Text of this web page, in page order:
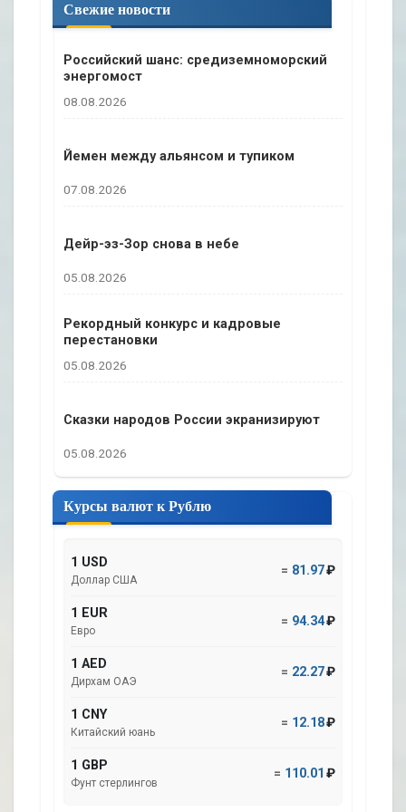
с
к
Свежие новости
Российский шанс: средиземноморский
энергомост
08.08.2026
Йемен между альянсом и тупиком
07.08.2026
Дейр-эз-Зор снова в небе
05.08.2026
Рекордный конкурс и кадровые
перестановки
05.08.2026
Сказки народов России экранизируют
05.08.2026
Курсы валют к Рублю
1 USD
Доллар США
= 81.97₽
1 EUR
Евро
= 94.34₽
1 AED
Дирхам ОАЭ
= 22.27₽
1 CNY
Китайский юань
= 12.18₽
1 GBP
Фунт стерлингов
= 110.01 ₽